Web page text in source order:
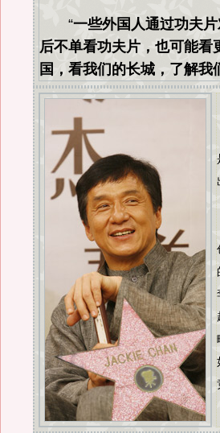
“一些外国人通过功夫
后不单看功夫片，也可能看
国，看我们的长城，了解我